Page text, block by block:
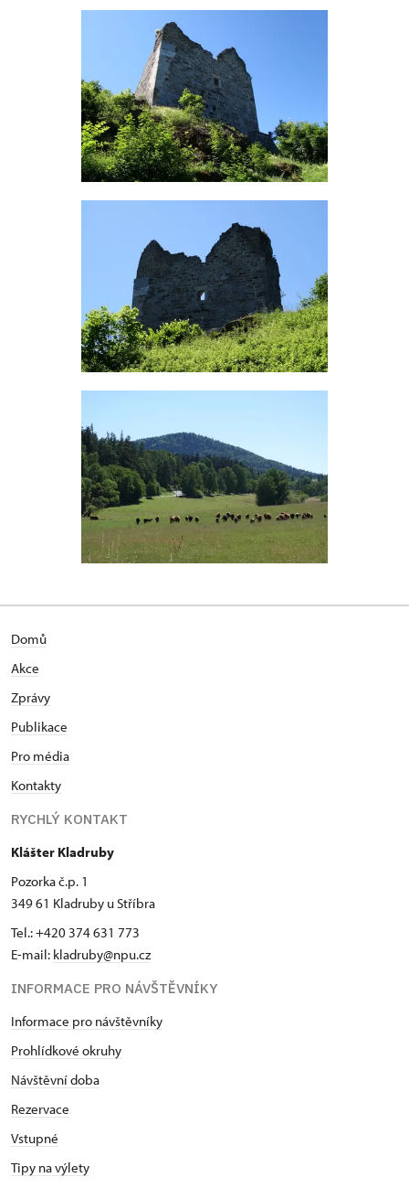
Domů
Akce
Zprávy
Publikace
Pro média
Kontakty
RYCHLÝ KONTAKT
Klášter Kladruby
Pozorka č.p. 1
349 61 Kladruby u Stříbra
Tel.: +420 374 631 773
E-mail: kladruby@npu.cz
INFORMACE PRO NÁVŠTĚVNÍKY
Informace pro návštěvníky
Prohlídkové okruhy
Návštěvní doba
Rezervace
Vstupné
Tipy na výlety